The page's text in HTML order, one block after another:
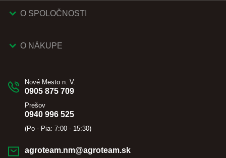
O SPOLOČNOSTI
O NÁKUPE
Nové Mesto n. V.
0905 875 709
Prešov
0940 996 525
(Po - Pia: 7:00 - 15:30)
agroteam.nm@agroteam.sk